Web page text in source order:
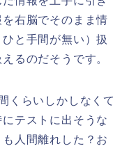
右脳でそのまま情
と手間が無い）扱
るのだそうです。
くらいしかしなくて
テストに出そうな
人間離れした？お